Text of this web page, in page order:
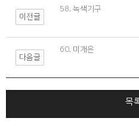
이전글
58. 녹색기구
다음글
60. 미개은
목